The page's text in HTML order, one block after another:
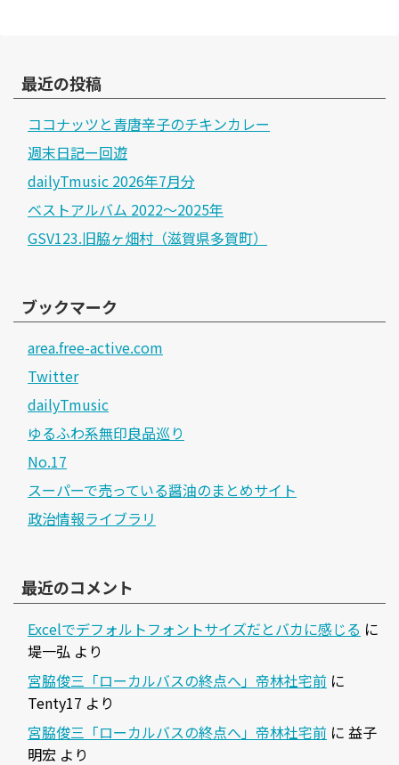
最近の投稿
ココナッツと青唐辛子のチキンカレー
週末日記ー回遊
dailyTmusic 2026年7月分
ベストアルバム 2022～2025年
GSV123.旧脇ヶ畑村（滋賀県多賀町）
ブックマーク
area.free-active.com
Twitter
dailyTmusic
ゆるふわ系無印良品巡り
No.17
スーパーで売っている醤油のまとめサイト
政治情報ライブラリ
最近のコメント
Excelでデフォルトフォントサイズだとバカに感じる に
堤一弘 より
宮脇俊三「ローカルバスの終点へ」帝林社宅前 に
Tenty17 より
宮脇俊三「ローカルバスの終点へ」帝林社宅前 に 益子
明宏 より